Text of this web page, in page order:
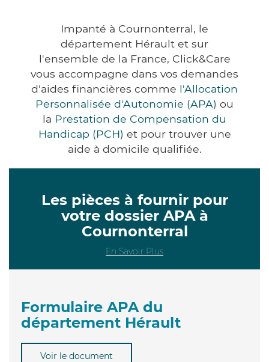
Impanté à Cournonterral, le
département Hérault et sur
l'ensemble de la France, Click&Care
vous accompagne dans vos demandes
d'aides financières comme l'Allocation
Personnalisée d'Autonomie (APA) ou
la Prestation de Compensation du
Handicap (PCH) et pour trouver une
aide à domicile qualifiée.
Les pièces à fournir pour
votre dossier APA à
Cournonterral
En Savoir Plus
Formulaire APA du
département Hérault
Voir le document